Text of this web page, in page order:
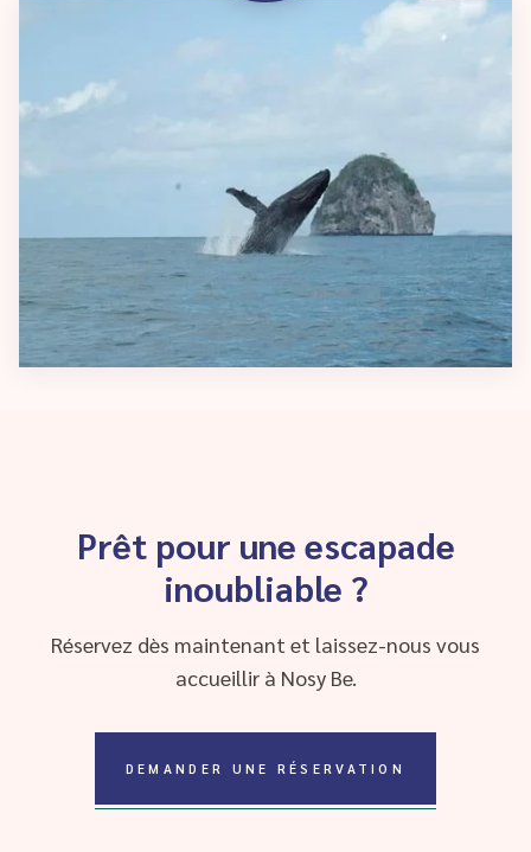
Prêt pour une escapade
inoubliable ?
Réservez dès maintenant et laissez-nous vous
accueillir à Nosy Be.
DEMANDER UNE RÉSERVATION